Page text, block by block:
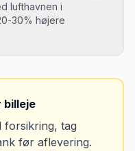
Oktober 2024
lufthavnen i
30% højere
billeje
forsikring, tag
før aflevering.